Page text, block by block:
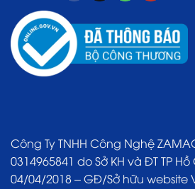
Công Ty TNHH Công Nghệ
0314965841 do Sở KH và ĐT TP
04/04/2018 – GĐ/Sở hữu website